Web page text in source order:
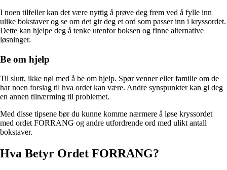
I noen tilfeller kan det være nyttig å prøve deg frem ved å fylle inn
ulike bokstaver og se om det gir deg et ord som passer inn i kryssordet.
Dette kan hjelpe deg å tenke utenfor boksen og finne alternative
løsninger.
Be om hjelp
Til slutt, ikke nøl med å be om hjelp. Spør venner eller familie om de
har noen forslag til hva ordet kan være. Andre synspunkter kan gi deg
en annen tilnærming til problemet.
Med disse tipsene bør du kunne komme nærmere å løse kryssordet
med ordet FORRANG og andre utfordrende ord med ulikt antall
bokstaver.
Hva Betyr Ordet FORRANG?